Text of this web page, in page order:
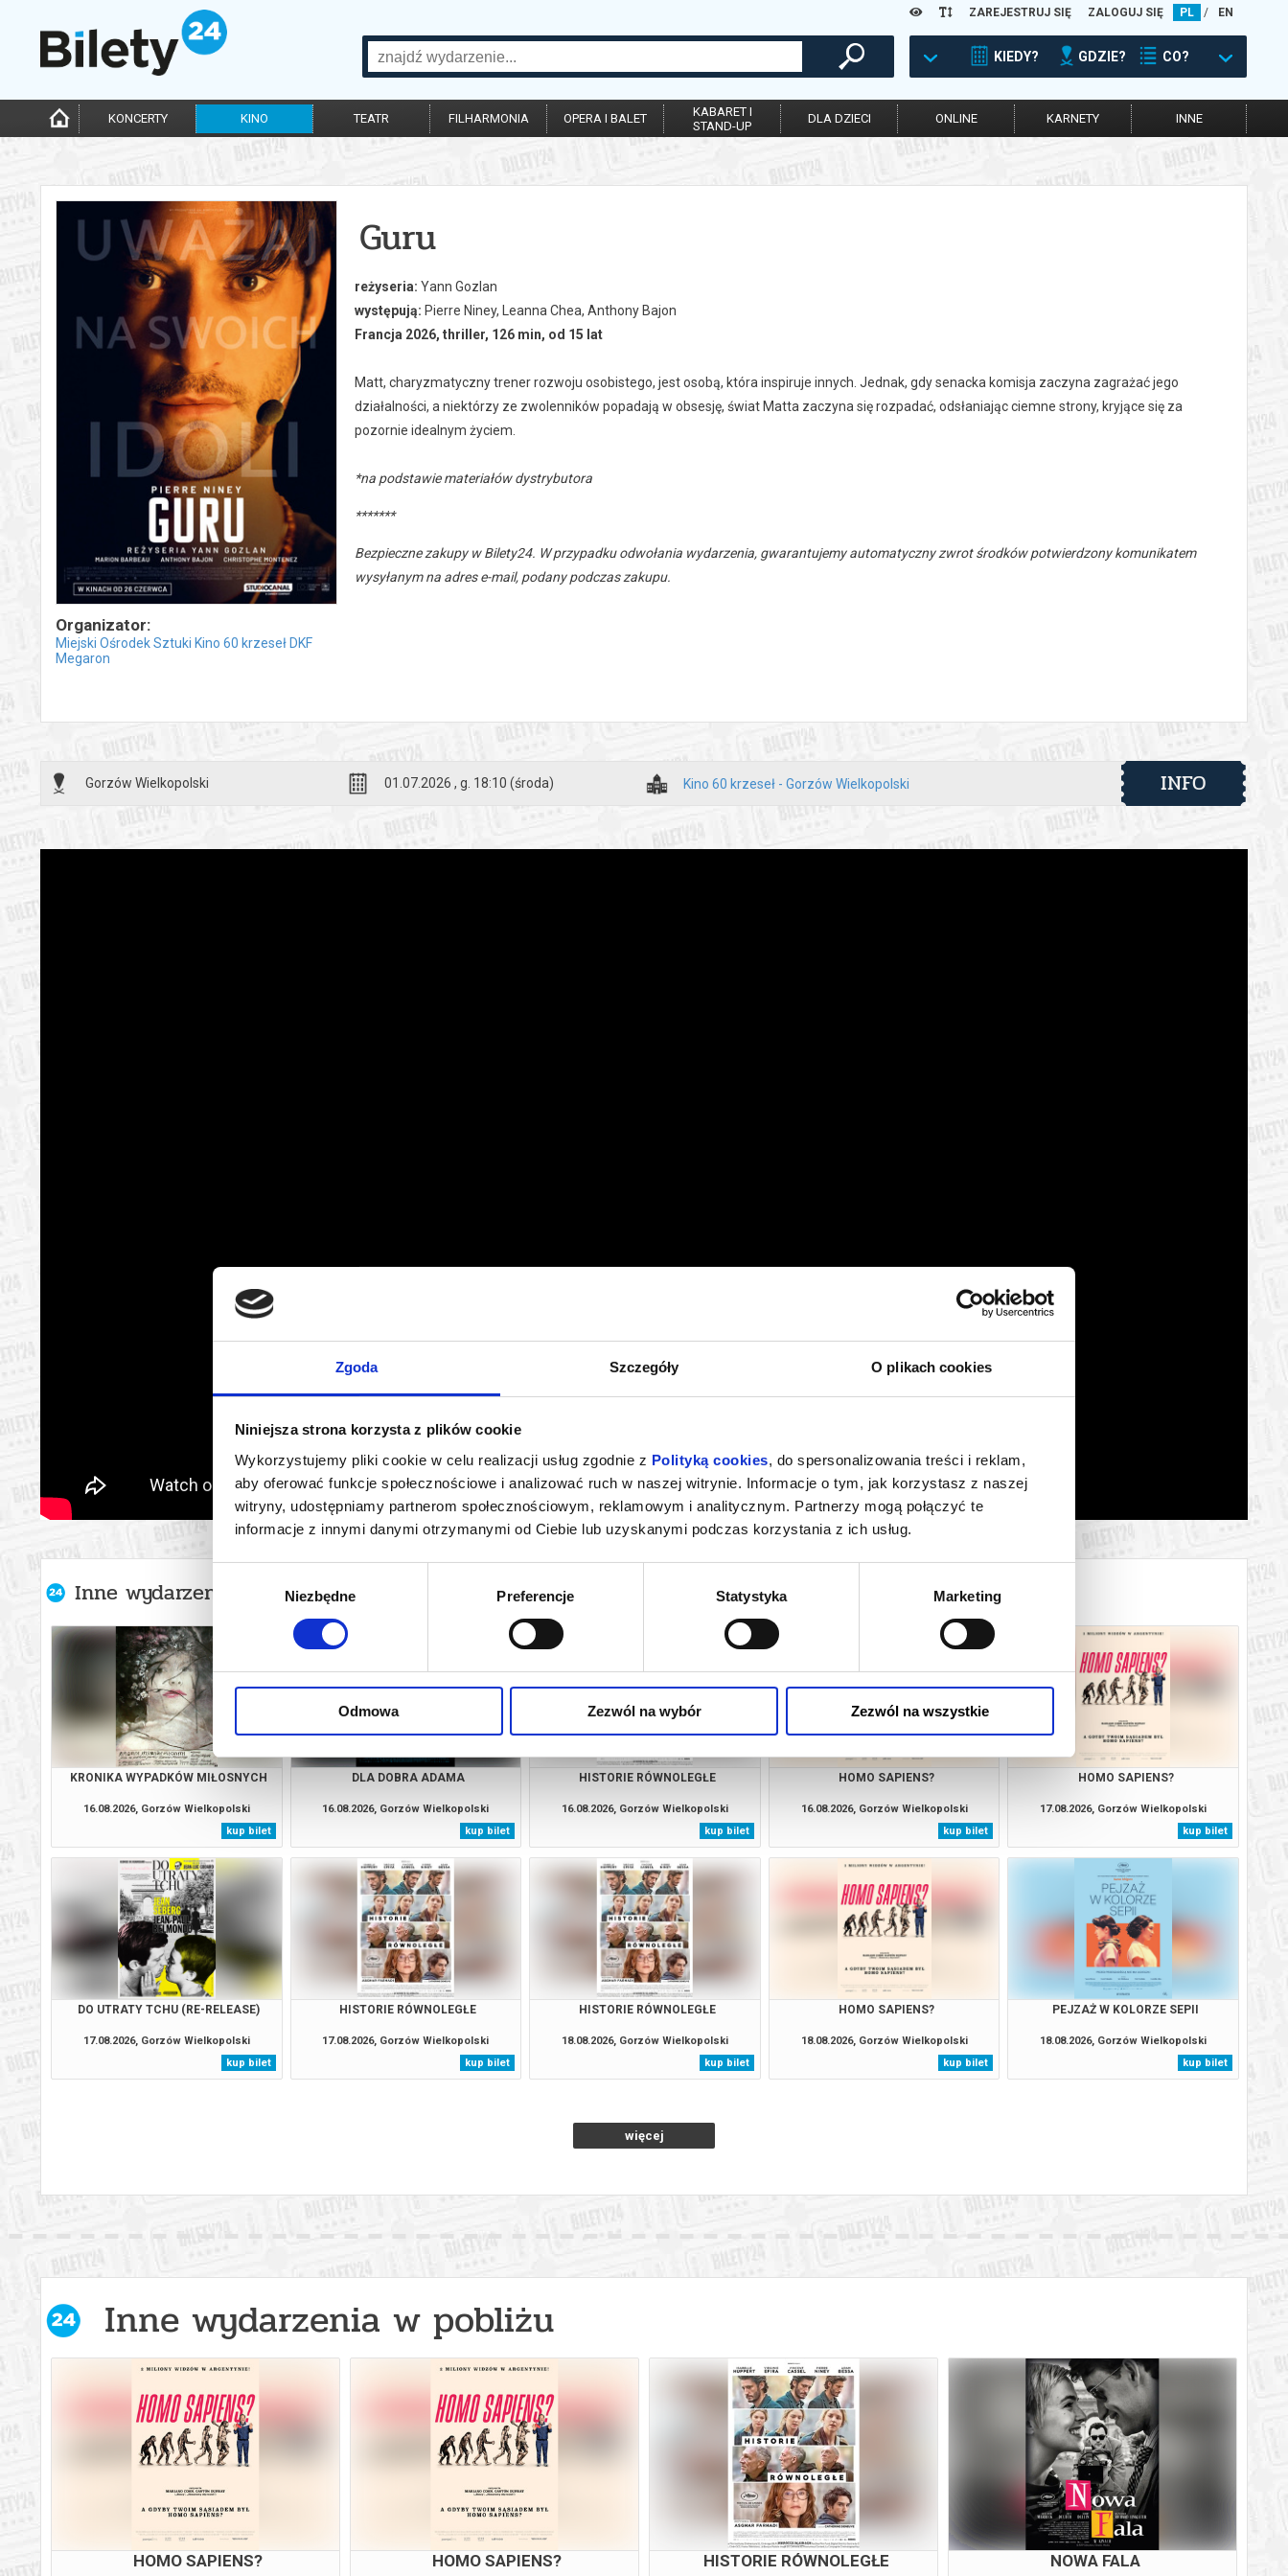
Zgoda Szczegóły O plikach cookies
Niniejsza strona korzysta z plików cookie
Wykorzystujemy pliki cookie w celu realizacji usług zgodnie z Polityką cookies, do spersonalizowania treści i reklam,
aby oferować funkcje społecznościowe i analizować ruch w naszej witrynie. Informacje o tym, jak korzystasz z naszej
witryny, udostępniamy partnerom społecznościowym, reklamowym i analitycznym. Partnerzy mogą połączyć te
informacje z innymi danymi otrzymanymi od Ciebie lub uzyskanymi podczas korzystania z ich usług.
zgody
Niezbędne Preferencje Statystyka Marketing
Odmowa Zezwól na wybór Zezwól na wszystkie
ZAREJESTRUJ SIĘ ZALOGUJ SIĘ PL / EN
KIEDY? GDZIE? CO?
KONCERTY KINO TEATR FILHARMONIA OPERA I BALET
KABARET I
STAND-UP
DLA DZIECI ONLINE KARNETY INNE
Organizator:
Miejski Ośrodek Sztuki Kino 60 krzeseł DKF
Megaron
Guru
reżyseria: Yann Gozlan
występują: Pierre Niney, Leanna Chea, Anthony Bajon
Francja 2026, thriller, 126 min, od 15 lat
Matt, charyzmatyczny trener rozwoju osobistego, jest osobą, która inspiruje innych. Jednak, gdy senacka komisja zaczyna zagrażać jego
działalności, a niektórzy ze zwolenników popadają w obsesję, świat Matta zaczyna się rozpadać, odsłaniając ciemne strony, kryjące się za
pozornie idealnym życiem.
*na podstawie materiałów dystrybutora
*******
Bezpieczne zakupy w Bilety24. W przypadku odwołania wydarzenia, gwarantujemy automatyczny zwrot środków potwierdzony komunikatem
wysyłanym na adres e-mail, podany podczas zakupu.
Gorzów Wielkopolski 01.07.2026 , g. 18:10 (środa) Kino 60 krzeseł - Gorzów Wielkopolski INFO
Inne wydarzenia organizatora
KRONIKA WYPADKÓW MIŁOSNYCH
16.08.2026, Gorzów Wielkopolski
kup bilet
DLA DOBRA ADAMA
16.08.2026, Gorzów Wielkopolski
kup bilet
HISTORIE RÓWNOLEGŁE
16.08.2026, Gorzów Wielkopolski
kup bilet
HOMO SAPIENS?
16.08.2026, Gorzów Wielkopolski
kup bilet
HOMO SAPIENS?
17.08.2026, Gorzów Wielkopolski
kup bilet
DO UTRATY TCHU (RE-RELEASE)
17.08.2026, Gorzów Wielkopolski
kup bilet
HISTORIE RÓWNOLEGŁE
17.08.2026, Gorzów Wielkopolski
kup bilet
HISTORIE RÓWNOLEGŁE
18.08.2026, Gorzów Wielkopolski
kup bilet
HOMO SAPIENS?
18.08.2026, Gorzów Wielkopolski
kup bilet
PEJZAŻ W KOLORZE SEPII
18.08.2026, Gorzów Wielkopolski
kup bilet
więcej
Inne wydarzenia w pobliżu
HOMO SAPIENS? HOMO SAPIENS? HISTORIE RÓWNOLEGŁE NOWA FALA